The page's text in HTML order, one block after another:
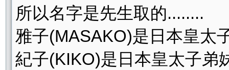
所以名字是先生取的........
雅子(MASAKO)是日本皇太
紀子(KIKO)是日本皇太子弟